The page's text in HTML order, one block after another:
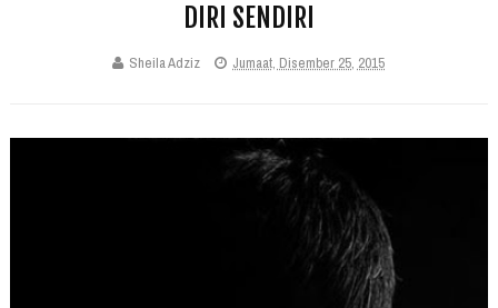
DIRI SENDIRI
Sheila Adziz Jumaat, Disember 25, 2015